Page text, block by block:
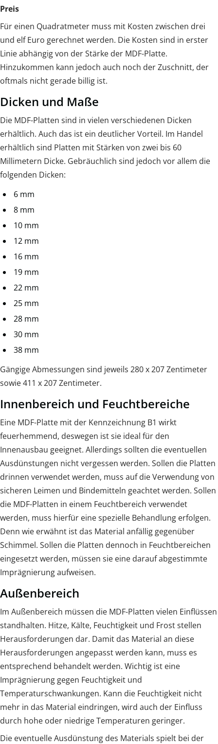
Preis
Für einen Quadratmeter muss mit Kosten zwischen drei
und elf Euro gerechnet werden. Die Kosten sind in erster
Linie abhängig von der Stärke der MDF-Platte.
Hinzukommen kann jedoch auch noch der Zuschnitt, der
oftmals nicht gerade billig ist.
Dicken und Maße
Die MDF-Platten sind in vielen verschiedenen Dicken
erhältlich. Auch das ist ein deutlicher Vorteil. Im Handel
erhältlich sind Platten mit Stärken von zwei bis 60
Millimetern Dicke. Gebräuchlich sind jedoch vor allem die
folgenden Dicken:
6 mm
8 mm
10 mm
12 mm
16 mm
19 mm
22 mm
25 mm
28 mm
30 mm
38 mm
Gängige Abmessungen sind jeweils 280 x 207 Zentimeter
sowie 411 x 207 Zentimeter.
Innenbereich und Feuchtbereiche
Eine MDF-Platte mit der Kennzeichnung B1 wirkt
feuerhemmend, deswegen ist sie ideal für den
Innenausbau geeignet. Allerdings sollten die eventuellen
Ausdünstungen nicht vergessen werden. Sollen die Platten
drinnen verwendet werden, muss auf die Verwendung von
sicheren Leimen und Bindemitteln geachtet werden. Sollen
die MDF-Platten in einem Feuchtbereich verwendet
werden, muss hierfür eine spezielle Behandlung erfolgen.
Denn wie erwähnt ist das Material anfällig gegenüber
Schimmel. Sollen die Platten dennoch in Feuchtbereichen
eingesetzt werden, müssen sie eine darauf abgestimmte
Imprägnierung aufweisen.
Außenbereich
Im Außenbereich müssen die MDF-Platten vielen Einflüssen
standhalten. Hitze, Kälte, Feuchtigkeit und Frost stellen
Herausforderungen dar. Damit das Material an diese
Herausforderungen angepasst werden kann, muss es
entsprechend behandelt werden. Wichtig ist eine
Imprägnierung gegen Feuchtigkeit und
Temperaturschwankungen. Kann die Feuchtigkeit nicht
mehr in das Material eindringen, wird auch der Einfluss
durch hohe oder niedrige Temperaturen geringer.
Die eventuelle Ausdünstung des Materials spielt bei der